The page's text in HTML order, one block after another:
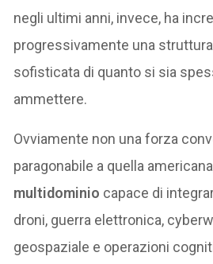
negli ultimi anni, invece, ha
progressivamente una
sofisticata di quanto si sia
ammettere.
Ovviamente non una forza
paragonabile a quella
multidominio capace di
droni, guerra elettronica,
geospaziale e operazioni